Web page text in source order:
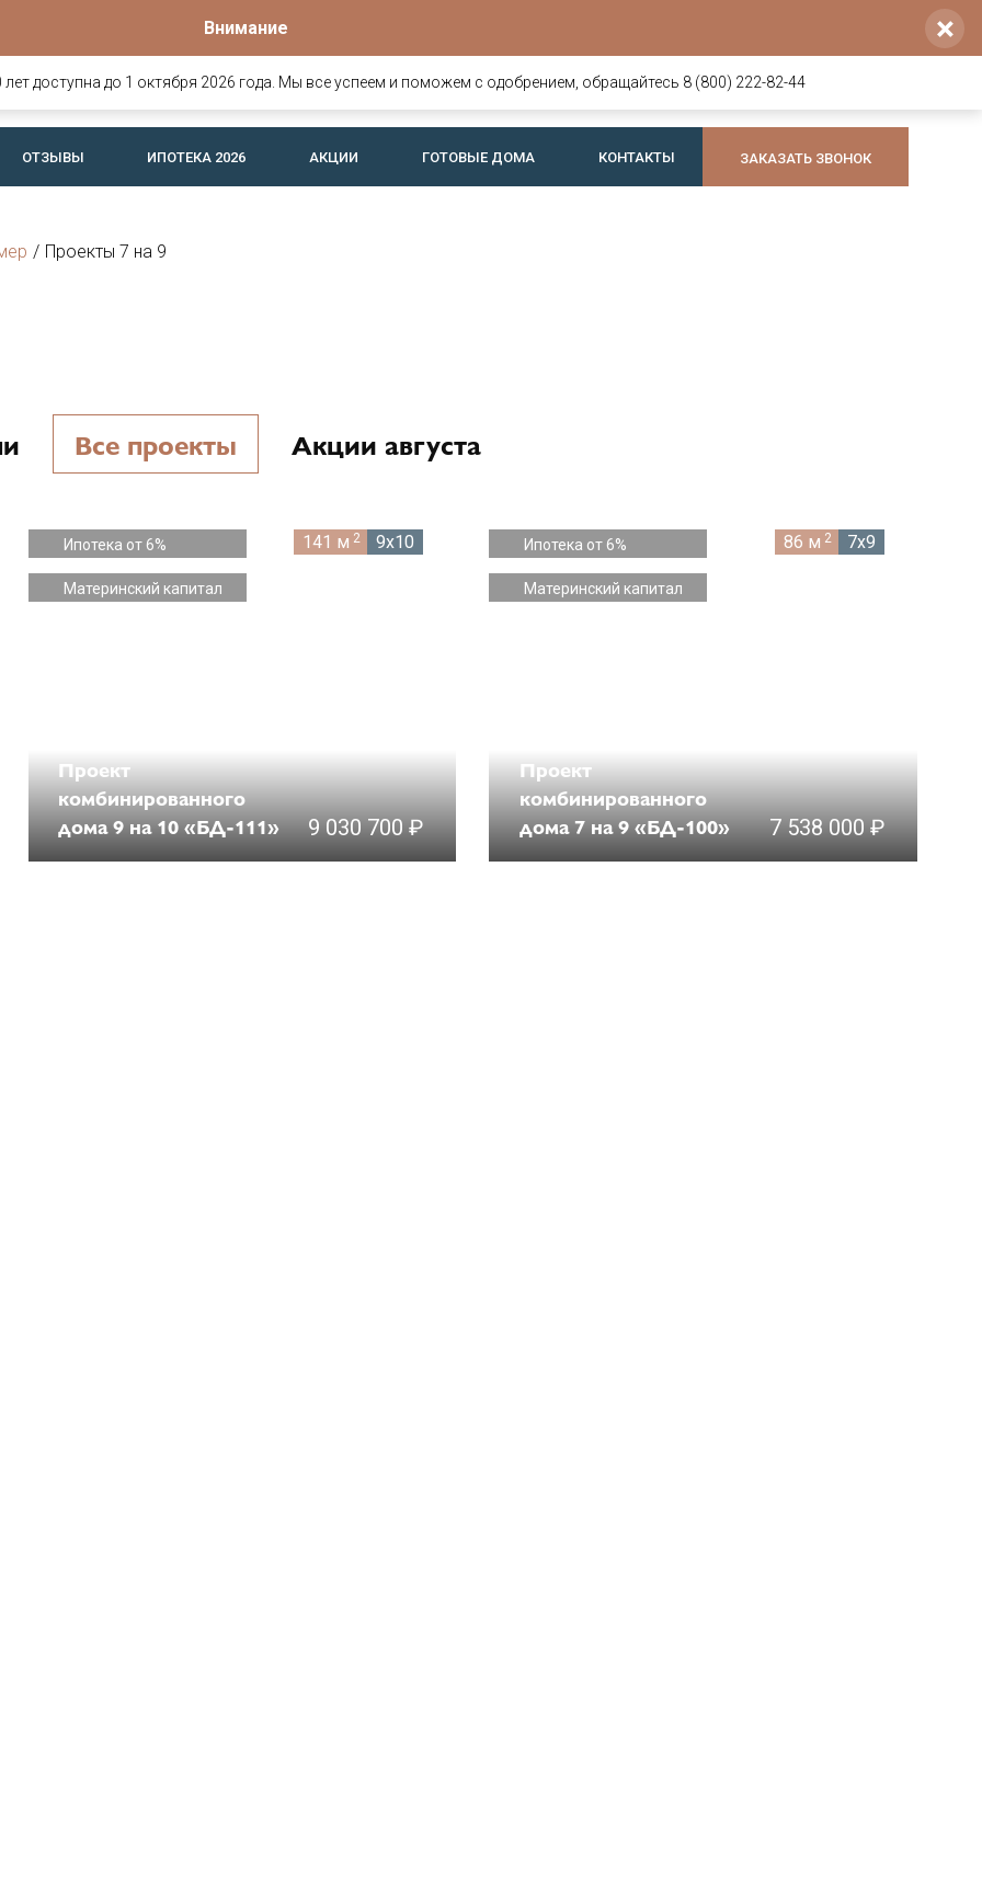
Внимание ×
доступна до 1 октября 2026 года. Мы все успеем и поможем с одобрением, обращайтесь 8 (800) 222-82-44
Офис продаж
офис 26 (c 8:30 до 17:30)
Telegram илиMax
8 800 222-82-44
+7 921 064-74-44
ОТЗЫВЫ ИПОТЕКА 2026 АКЦИИ ГОТОВЫЕ ДОМА КОНТАКТЫ ЗАКАЗАТЬ ЗВОНОК
/ Проекты 7 на 9
Все проекты Акции августа
Ипотека от 6%
Материнский капитал
Проект
комбинированного
дома 9 на 10 «БД-111»
141 м 2 9x10
9 030 700 ₽
Ипотека от 6%
Материнский капитал
Проект
комбинированного
дома 7 на 9 «БД-100»
86 м 2 7x9
7 538 000 ₽